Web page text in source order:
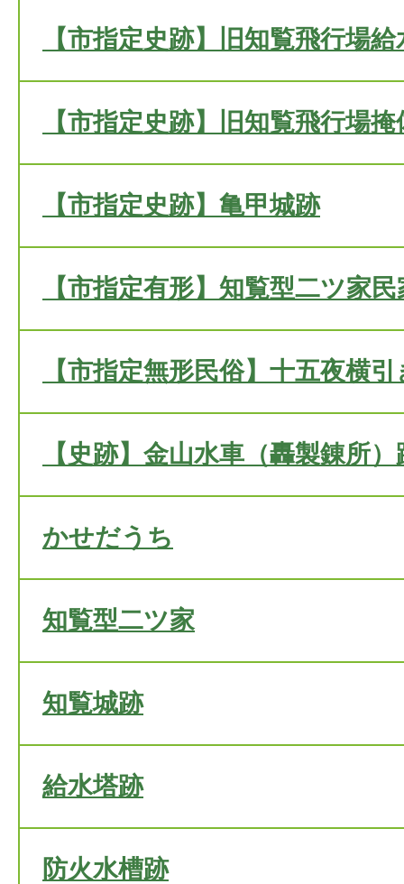
【市指定史跡】旧知覧飛行場給
【市指定史跡】旧知覧飛行場掩
【市指定史跡】亀甲城跡
【市指定有形】知覧型二ツ家民
【市指定無形民俗】十五夜横引
【史跡】金山水車（轟製錬所）
かせだうち
知覧型二ツ家
知覧城跡
給水塔跡
防火水槽跡